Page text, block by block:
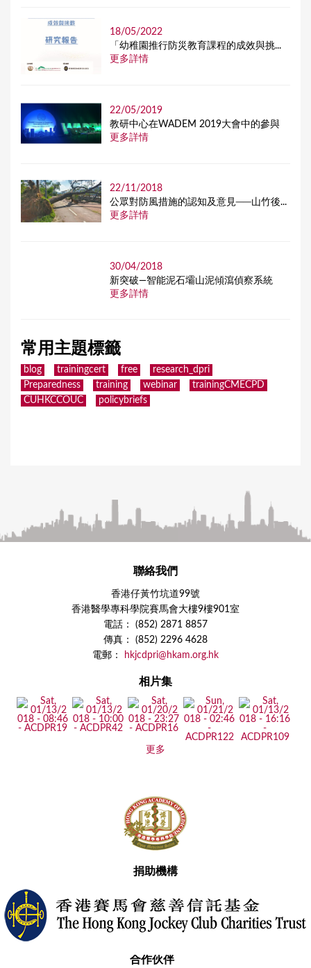
18/05/2022
「幼稚園推行防災教育課程的成效與挑...
更多詳情
22/05/2019
教研中心在WADEM 2019大會中的參與
更多詳情
22/11/2018
公眾對防風措施的認知及意見──山竹後...
更多詳情
30/04/2018
新突破—智能泥石壩山泥傾瀉偵察系統
更多詳情
常用主題標籤
blog trainingcert free
research_dpri
Preparedness
training webinar
trainingCMECPD
CUHKCCOUC
policybriefs
聯絡我們
香港仔黃竹坑道99號
香港醫學專科學院賽馬會大樓9樓901室
電話： (852) 2871 8857
傳真： (852) 2296 4628
電郵：
hkjcdpri@hkam.org.hk
相片集
更多
捐助機構
合作伙伴